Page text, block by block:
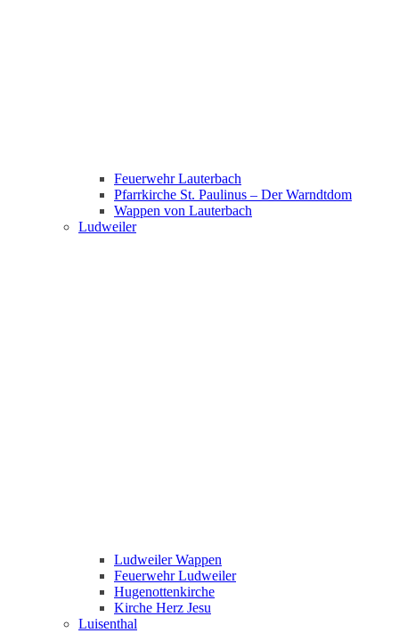
Feuerwehr Lauterbach
Pfarrkirche St. Paulinus – Der Warndtdom
Wappen von Lauterbach
Ludweiler
Ludweiler Wappen
Feuerwehr Ludweiler
Hugenottenkirche
Kirche Herz Jesu
Luisenthal